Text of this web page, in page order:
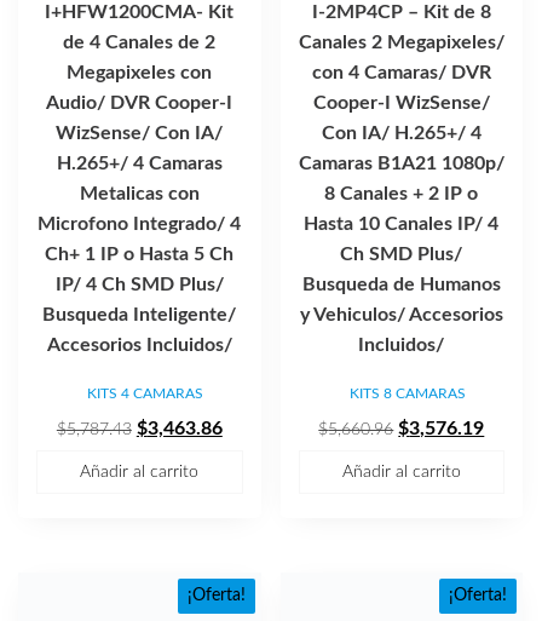
I+HFW1200CMA- Kit
de 4 Canales de 2
Megapixeles con
Audio/ DVR Cooper-I
WizSense/ Con IA/
H.265+/ 4 Camaras
Metalicas con
Microfono Integrado/ 4
Ch+ 1 IP o Hasta 5 Ch
IP/ 4 Ch SMD Plus/
Busqueda Inteligente/
Accesorios Incluidos/
KITS 4 CAMARAS
$5,787.43 El
$3,463.86El
Añadir al carrito
I-2MP4CP – Kit de 8
Canales 2 Megapixeles/
con 4 Camaras/ DVR
Cooper-I WizSense/
Con IA/ H.265+/ 4
Camaras B1A21 1080p/
8 Canales + 2 IP o
Hasta 10 Canales IP/ 4
Ch SMD Plus/
Busqueda de Humanos
y Vehiculos/ Accesorios
Incluidos/
KITS 8 CAMARAS
$5,660.96 El
$3,576.19El
Añadir al carrito
¡Oferta! ¡Oferta!